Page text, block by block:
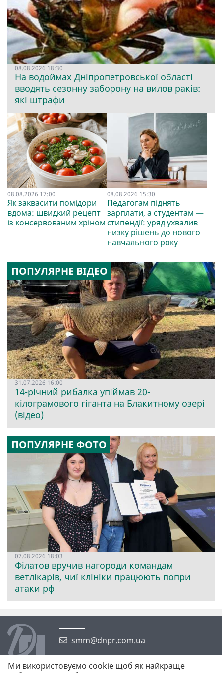
08.08.2026 18:30
На водоймах Дніпропетровської області
вводять сезонну заборону на вилов раків:
які штрафи
08.08.2026 17:00
Як заквасити помідори
вдома: швидкий рецепт
із консервованим хріном
08.08.2026 15:30
Педагогам піднять
зарплати, а студентам —
стипендії: уряд ухвалив
низку рішень до нового
навчального року
ПОПУЛЯРНЕ ВІДЕО
31.07.2026 16:00
14-річний рибалка упіймав 20-
кілограмового гіганта на Блакитному озері
(відео)
ПОПУЛЯРНЕ ФОТО
07.08.2026 18:03
Філатов вручив нагороди командам
ветлікарів, чиї клініки працюють попри
атаки рф
smm@dnpr.com.ua
Ми використовуємо cookie щоб як найкраще